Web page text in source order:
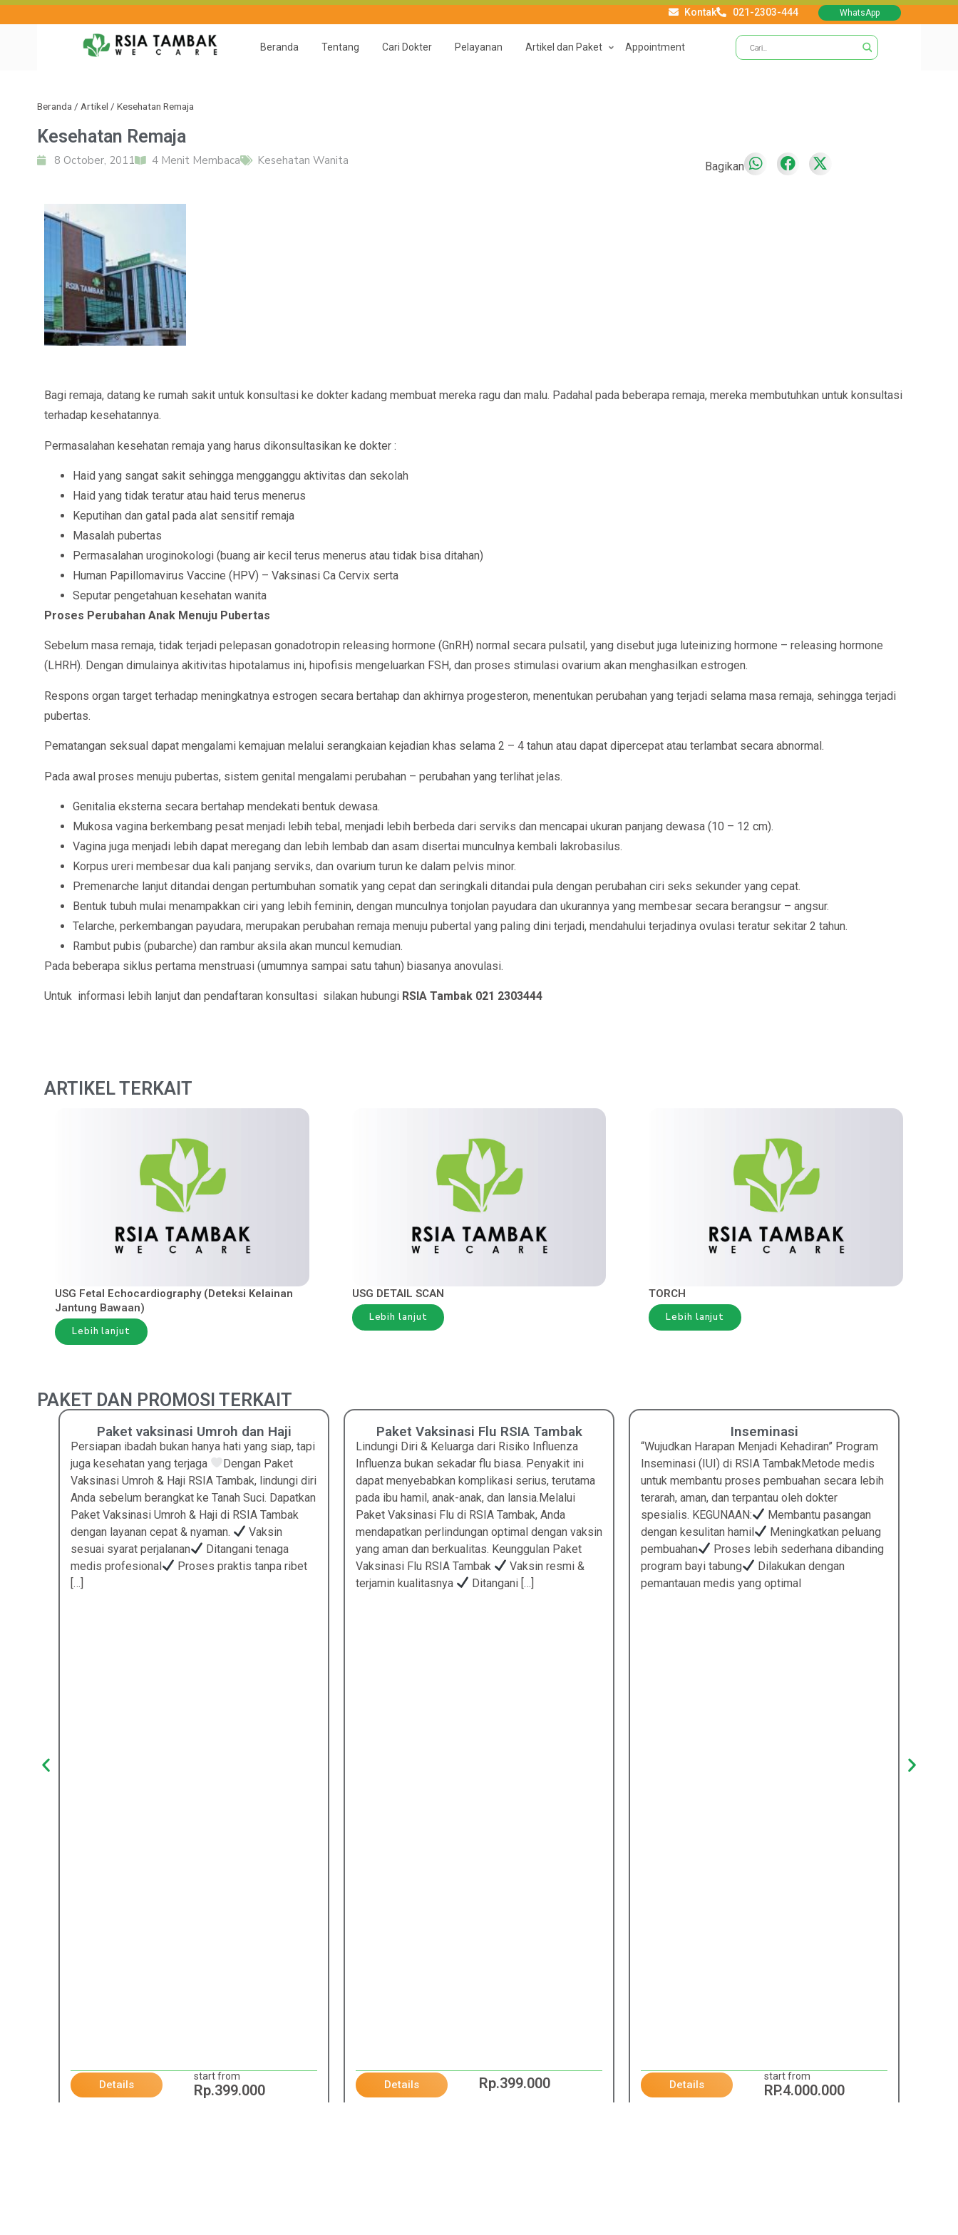
Kontak 021-2303-444 WhatsApp
Beranda Tentang Cari Dokter Pelayanan Artikel dan Paket Appointment
Beranda / Artikel / Kesehatan Remaja
Kesehatan Remaja
8 October, 2011 Kesehatan Wanita Bagikan
Bagi remaja, datang ke rumah sakit untuk konsultasi ke dokter kadang membuat mereka ragu dan malu. Padahal pada beberapa remaja, mereka membutuhkan untuk konsultasi
terhadap kesehatannya.
Permasalahan kesehatan remaja yang harus dikonsultasikan ke dokter :
Haid yang sangat sakit sehingga mengganggu aktivitas dan sekolah
Haid yang tidak teratur atau haid terus menerus
Keputihan dan gatal pada alat sensitif remaja
Masalah pubertas
Permasalahan uroginokologi (buang air kecil terus menerus atau tidak bisa ditahan)
Human Papillomavirus Vaccine (HPV) – Vaksinasi Ca Cervix serta
Seputar pengetahuan kesehatan wanita
Proses Perubahan Anak Menuju Pubertas
Sebelum masa remaja, tidak terjadi pelepasan gonadotropin releasing hormone (GnRH) normal secara pulsatil, yang disebut juga luteinizing hormone – releasing hormone
(LHRH). Dengan dimulainya akitivitas hipotalamus ini, hipofisis mengeluarkan FSH, dan proses stimulasi ovarium akan menghasilkan estrogen.
Respons organ target terhadap meningkatnya estrogen secara bertahap dan akhirnya progesteron, menentukan perubahan yang terjadi selama masa remaja, sehingga terjadi
pubertas.
Pematangan seksual dapat mengalami kemajuan melalui serangkaian kejadian khas selama 2 – 4 tahun atau dapat dipercepat atau terlambat secara abnormal.
Pada awal proses menuju pubertas, sistem genital mengalami perubahan – perubahan yang terlihat jelas.
Genitalia eksterna secara bertahap mendekati bentuk dewasa.
Mukosa vagina berkembang pesat menjadi lebih tebal, menjadi lebih berbeda dari serviks dan mencapai ukuran panjang dewasa (10 – 12 cm).
Vagina juga menjadi lebih dapat meregang dan lebih lembab dan asam disertai munculnya kembali lakrobasilus.
Korpus ureri membesar dua kali panjang serviks, dan ovarium turun ke dalam pelvis minor.
Premenarche lanjut ditandai dengan pertumbuhan somatik yang cepat dan seringkali ditandai pula dengan perubahan ciri seks sekunder yang cepat.
Bentuk tubuh mulai menampakkan ciri yang lebih feminin, dengan munculnya tonjolan payudara dan ukurannya yang membesar secara berangsur – angsur.
Telarche, perkembangan payudara, merupakan perubahan remaja menuju pubertal yang paling dini terjadi, mendahului terjadinya ovulasi teratur sekitar 2 tahun.
Rambut pubis (pubarche) dan rambur aksila akan muncul kemudian.
Pada beberapa siklus pertama menstruasi (umumnya sampai satu tahun) biasanya anovulasi.
Untuk informasi lebih lanjut dan pendaftaran konsultasi silakan hubungi RSIA Tambak 021 2303444
ARTIKEL TERKAIT
USG Fetal Echocardiography (Deteksi Kelainan
Jantung Bawaan)
Lebih lanjut
USG DETAIL SCAN
Lebih lanjut
TORCH
Lebih lanjut
PAKET DAN PROMOSI TERKAIT
Paket vaksinasi Umroh dan Haji
Persiapan ibadah bukan hanya hati yang siap, tapi
juga kesehatan yang terjaga
Dengan Paket
Vaksinasi Umroh & Haji RSIA Tambak, lindungi diri
Anda sebelum berangkat ke Tanah Suci. Dapatkan
Paket Vaksinasi Umroh & Haji di RSIA Tambak
dengan layanan cepat & nyaman.
Vaksin
sesuai syarat perjalanan
Ditangani tenaga
medis profesional
Proses praktis tanpa ribet
[…]
Details
start from
Rp.399.000
Paket Vaksinasi Flu RSIA Tambak
Lindungi Diri & Keluarga dari Risiko Influenza
Influenza bukan sekadar flu biasa. Penyakit ini
dapat menyebabkan komplikasi serius, terutama
pada ibu hamil, anak-anak, dan lansia.Melalui
Paket Vaksinasi Flu di RSIA Tambak, Anda
mendapatkan perlindungan optimal dengan vaksin
yang aman dan berkualitas. Keunggulan Paket
Vaksinasi Flu RSIA Tambak
Vaksin resmi &
terjamin kualitasnya
Ditangani […]
Details Rp.399.000
Inseminasi
“Wujudkan Harapan Menjadi Kehadiran” Program
Inseminasi (IUI) di RSIA TambakMetode medis
untuk membantu proses pembuahan secara lebih
terarah, aman, dan terpantau oleh dokter
spesialis. KEGUNAAN:
Membantu pasangan
dengan kesulitan hamil
Meningkatkan peluang
pembuahan
Proses lebih sederhana dibanding
program bayi tabung
Dilakukan dengan
pemantauan medis yang optimal
Details
start from
RP.4.000.000